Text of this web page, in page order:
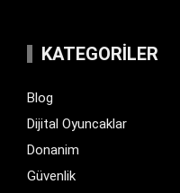
KATEGORILER
Blog
Dijital Oyuncaklar
Donanim
Güvenlik